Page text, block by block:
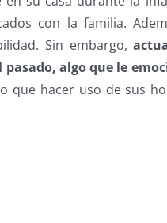
con la familia.
Sin embargo,
algo que le
que hacer uso de sus